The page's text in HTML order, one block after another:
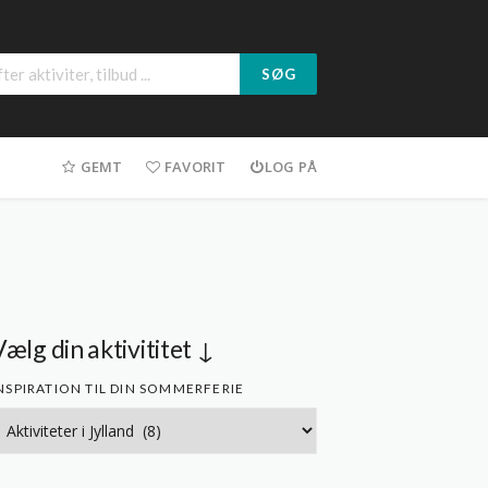
SØG
GEMT FAVORIT LOG PÅ
din aktivititet ↓
TIL DIN SOMMERFERIE